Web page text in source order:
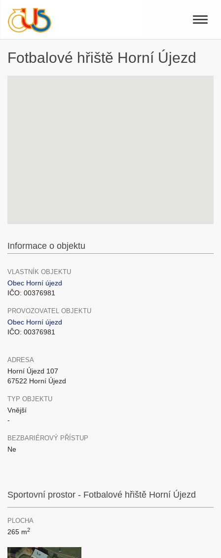
Toggle
Fotbalové hřiště Horní Újezd
Informace o objektu
VLASTNÍK OBJEKTU
Obec Horní újezd
IČO: 00376981
PROVOZOVATEL OBJEKTU
Obec Horní újezd
IČO: 00376981
ADRESA
Horní Újezd 107
67522 Horní Újezd
TYP OBJEKTU
Vnější
-
BEZBARIÉROVÝ PŘÍSTUP
Ne
Sportovní prostor - Fotbalové hřiště Horní Újezd
PLOCHA
265 m2